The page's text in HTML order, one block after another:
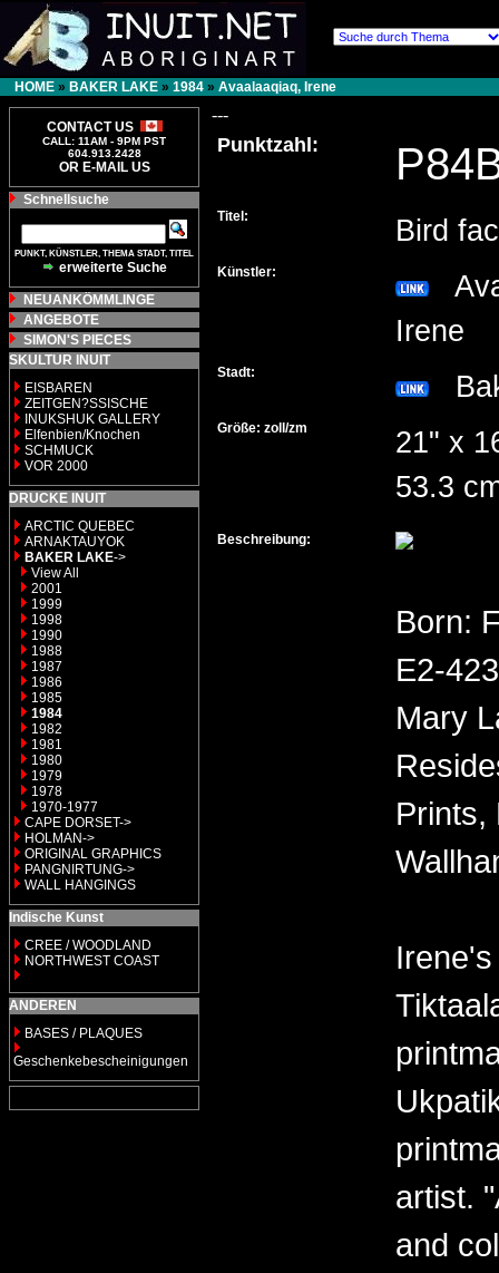
HOME » BAKER LAKE » 1984 » Avaalaaqiaq, Irene
CONTACT US
CALL: 11AM - 9PM PST
604.913.2428
OR E-MAIL US
Schnellsuche
PUNKT, KÜNSTLER, THEMA STADT, TITEL
erweiterte Suche
NEUANKÖMMLINGE
ANGEBOTE
SIMON'S PIECES
SKULTUR INUIT
EISBAREN
ZEITGEN?SSISCHE
INUKSHUK GALLERY
Elfenbien/Knochen
SCHMUCK
VOR 2000
DRUCKE INUIT
ARCTIC QUEBEC
ARNAKTAUYOK
BAKER LAKE->
View All
2001
1999
1998
1990
1988
1987
1986
1985
1984
1982
1981
1980
1979
1978
1970-1977
CAPE DORSET->
HOLMAN->
ORIGINAL GRAPHICS
PANGNIRTUNG->
WALL HANGINGS
Indische Kunst
CREE / WOODLAND
NORTHWEST COAST
ANDEREN
BASES / PLAQUES
Geschenkebescheinigungen
---
Punktzahl:
Titel: Bird
Künstler:
Irene
Stadt:
Größe: zoll/zm
21" x
53.3
Beschreibung:
Born:
E2-
Mary
Prints,
artist.
and